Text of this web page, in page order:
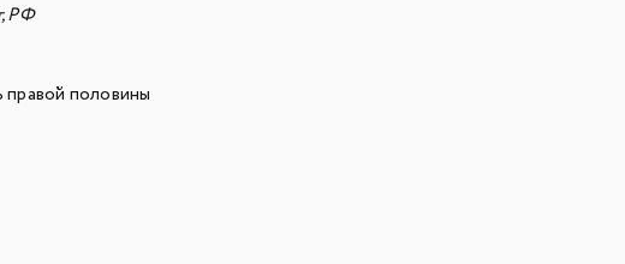
РФ
половины